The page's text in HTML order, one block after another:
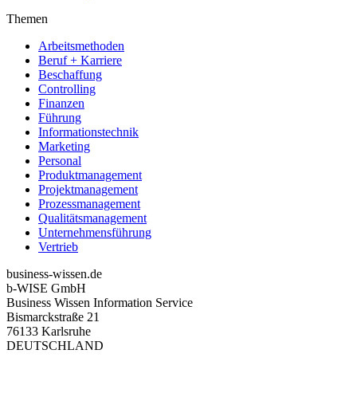
Themen
Arbeitsmethoden
Beruf + Karriere
Beschaffung
Controlling
Finanzen
Führung
Informationstechnik
Marketing
Personal
Produktmanagement
Projektmanagement
Prozessmanagement
Qualitätsmanagement
Unternehmensführung
Vertrieb
business-wissen.de
b-WISE GmbH
Business Wissen Information Service
Bismarckstraße 21
76133 Karlsruhe
DEUTSCHLAND